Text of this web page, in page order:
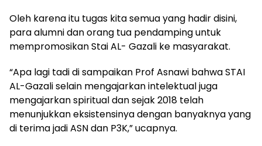
Oleh karena itu tugas kita semua yang hadir disini,
para alumni dan orang tua pendamping untuk
mempromosikan Stai AL- Gazali ke masyarakat.
“Apa lagi tadi di sampaikan Prof Asnawi bahwa STAI
AL-Gazali selain mengajarkan intelektual juga
mengajarkan spiritual dan sejak 2018 telah
menunjukkan eksistensinya dengan banyaknya yang
di terima jadi ASN dan P3K,” ucapnya.